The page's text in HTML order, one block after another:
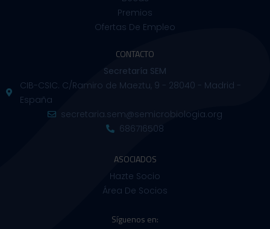
Premios
Ofertas De Empleo
CONTACTO
Secretaría SEM
CIB-CSIC. C/Ramiro de Maeztu, 9 - 28040 - Madrid -
España
secretaria.sem@semicrobiologia.org
686716508
ASOCIADOS
Hazte Socio
Área De Socios
Síguenos en: